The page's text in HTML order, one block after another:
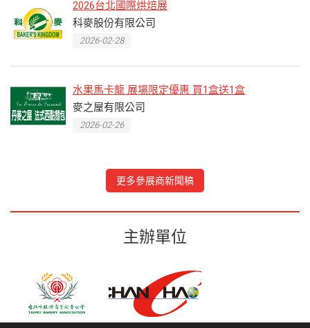
2026台北國際烘焙展
科麥股份有限公司
2026-02-28
水果馬卡龍 展場限定優惠 買1盒送1盒
麥之屋有限公司
2026-02-26
更多參展商新聞稿
主辦單位